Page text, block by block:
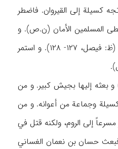
المرافقين له (ومنهم أبو المهاجر) بالقرب من تَهوذة و ذلك في ۶۲ه‍ (ابن‌الأثير، ۴/۱۰۷- ۱۰۸). و اتجه كسيلة إلى القيروان. فاضطر
المسلمين الأمان (ن.ص). و
عمت موجة الارتداد جميع أرجاء المغرب. و نحن لانرى، إلا في النادر نظيراً لهذه الهزيمة ونتائجها الوخيمة في تاريخ فتوح المسلمين (ظ: فيصل، ۱۲۷- ۱۲۸). و استمر
جلس عبدالله على كرسي الخلافة، كلف أخاه عبدالعزيز بأن يتولى مصر فيما ولى زهير بن قيس ولاية أفريقية (البلاذري، ۲۳۱) و بعثه إليها بجيش كبير. و من
رابط فيها. و بعد معركة ضروس قتل كسيلة وجماعة من أعوانه. و من
إلى الروم، ولكنه قتل في
إلى حد كبير فبعث حسان بن نعمان الغساني